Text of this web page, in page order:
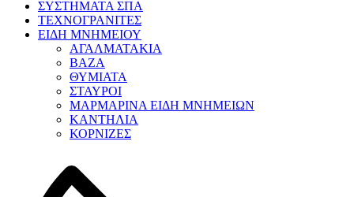
ΣΥΣΤΗΜΑΤΑ ΣΠΑ
ΤΕΧΝΟΓΡΑΝΙΤΕΣ
ΕΙΔΗ ΜΝΗΜΕΙΟΥ
ΑΓΑΛΜΑΤΑΚΙΑ
ΒΑΖΑ
ΘΥΜΙΑΤΑ
ΣΤΑΥΡΟΙ
ΜΑΡΜΑΡΙΝΑ ΕΙΔΗ ΜΝΗΜΕΙΩΝ
ΚΑΝΤΗΛΙΑ
ΚΟΡΝΙΖΕΣ